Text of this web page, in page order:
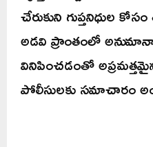
చేరుకుని గుప్తనిధుల
అడవి ప్రాంతంలో
వినిపించడంతో
పోలీసులకు సమాచారం